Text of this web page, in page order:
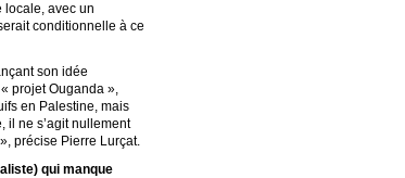
locale, avec un
conditionnelle à ce
son idée
projet Ouganda »,
en Palestine, mais
il ne s’agit nullement
précise Pierre Lurçat.
qui manque